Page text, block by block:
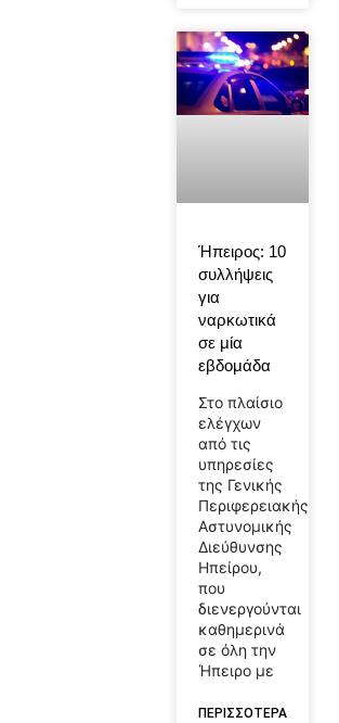
Ήπειρος: 10
συλλήψεις
για
ναρκωτικά
σε μία
εβδομάδα
Στο πλαίσιο
ελέγχων
από τις
υπηρεσίες
της Γενικής
Περιφερειακής
Αστυνομικής
Διεύθυνσης
Ηπείρου,
που
διενεργούνται
καθημερινά
σε όλη την
Ήπειρο με
ΠΕΡΙΣΣΟΤΕΡΑ